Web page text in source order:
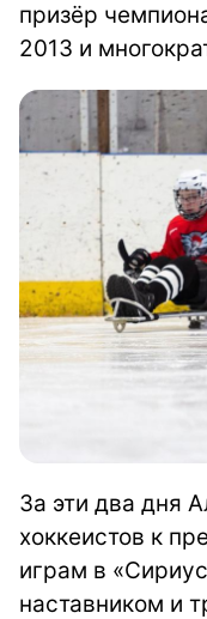
призёр
2013 и
За эти два дня
хоккеистов к
играм в
наставником и